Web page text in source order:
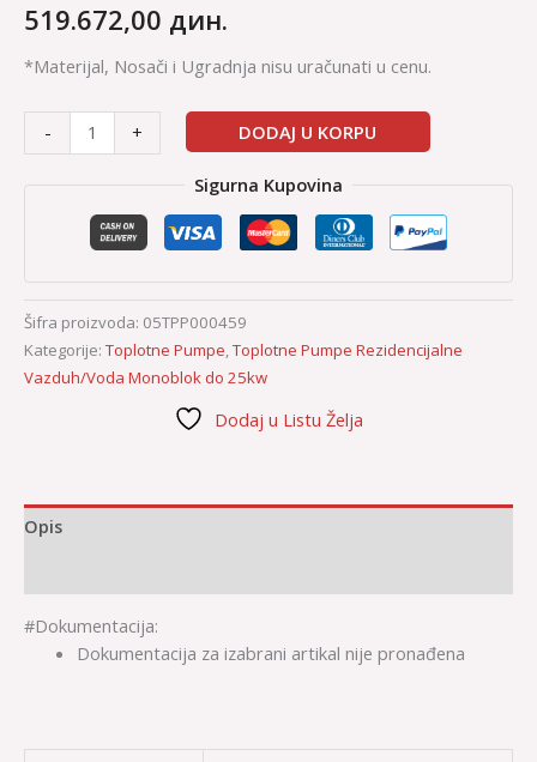
519.672,00 дин.
*Materijal, Nosači i Ugradnja nisu uračunati u cenu.
- + DODAJ U KORPU
Sigurna Kupovina
Šifra proizvoda: 05TPP000459
Kategorije: Toplotne Pumpe,Toplotne Pumpe Rezidencijalne
Vazduh/Voda Monoblok do 25kw
Dodaj u Listu Želja
Opis
#Dokumentacija:
Dokumentacija za izabrani artikal nije pronađena